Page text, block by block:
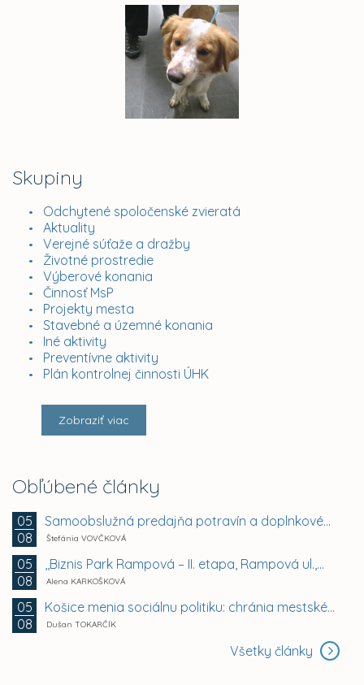
Skupiny
Odchytené spoločenské zvieratá
Aktuality
Verejné súťaže a dražby
Životné prostredie
Výberové konania
Činnosť MsP
Projekty mesta
Stavebné a územné konania
Iné aktivity
Preventívne aktivity
Plán kontrolnej činnosti ÚHK
Zobraziť viac
Obľúbené články
05
08
Samoobslužná predajňa potravín a doplnkového tovaru
Štefánia VOVČKOVÁ
05
08
,,Biznis Park Rampová – II. etapa, Rampová ul.,...
Alena KARKOŠKOVÁ
05
08
Košice menia sociálnu politiku: chránia mestské byty...
Dušan TOKARČÍK
Všetky články